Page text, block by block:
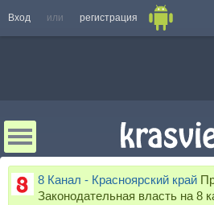
Вход или регистрация
8 Канал - Красноярский край
Законодательная власть на 8